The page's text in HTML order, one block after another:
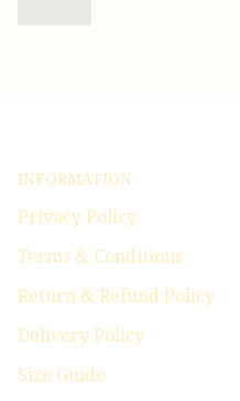
INFORMATION
Privacy Policy
Terms & Conditions
Return & Refund Policy
Delivery Policy
Size Guide